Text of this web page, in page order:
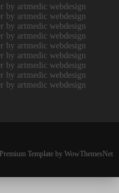
Premium Template by WowThemesNet